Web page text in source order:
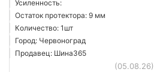
Усиленность:
Остаток протектора: 9 мм
Количество: 1шт
Город: Червоноград
Продавец: Шина365
(05.08.26)